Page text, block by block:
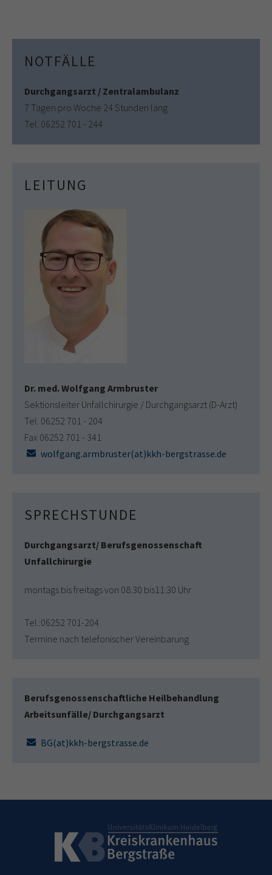
NOTFÄLLE
Durchgangsarzt / Zentralambulanz
7 Tagen pro Woche 24 Stunden lang
Tel. 06252 701 - 244
LEITUNG
Dr. med. Wolfgang Armbruster
Sektionsleiter Unfallchirurgie / Durchgangsarzt (D-Arzt)
Tel. 06252 701 - 204
Fax 06252 701 - 341
wolfgang.armbruster(at)kkh-bergstrasse.de
SPRECHSTUNDE
Durchgangsarzt/ Berufsgenossenschaft
Unfallchirurgie
montags bis freitags von 08:30 bis11:30 Uhr
Tel.:06252 701-204
Termine nach telefonischer Vereinbarung
Berufsgenossenschaftliche Heilbehandlung
Arbeitsunfälle/ Durchgangsarzt
BG(at)kkh-bergstrasse.de